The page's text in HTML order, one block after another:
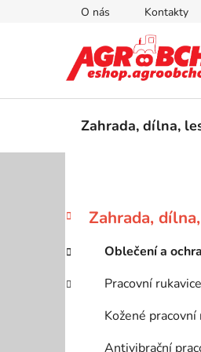
O nás Kontakty
Zahrada, dílna,
P
s
r
Přeskočit
kategorie
K
a
e
g
o
Zahrada,
Oblečení a
Pracovní rukavice
Kožené pracovní
Antivibrační